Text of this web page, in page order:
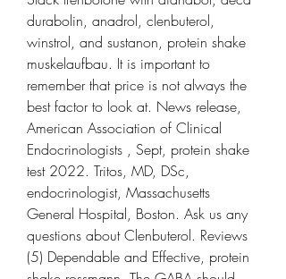
durabolin, anadrol, clenbuterol,
winstrol, and sustanon, protein shake
muskelaufbau. It is important to
remember that price is not always the
best factor to look at. News release,
American Association of Clinical
Endocrinologists , Sept, protein shake
test 2022. Tritos, MD, DSc,
endocrinologist, Massachusetts
General Hospital, Boston. Ask us any
questions about Clenbuterol. Reviews
(5) Dependable and Effective, protein